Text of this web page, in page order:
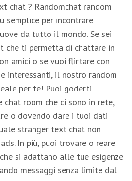
chat ? Randomchat random
semplice per incontrare
da tutto il mondo. Se sei
che ti permetta di chattare in
amici o se vuoi flirtare con
interessanti, il nostro random
per te! Puoi goderti
chat room che ci sono in rete,
o dovendo dare i tuoi dati
stranger text chat non
In più, puoi trovare o reare
si adattano alle tue esigenze
messaggi senza limite dal